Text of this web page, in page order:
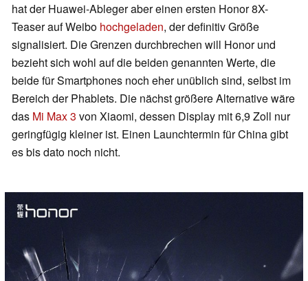
hat der Huawei-Ableger aber einen ersten Honor 8X-
Teaser auf Weibo hochgeladen, der definitiv Größe
signalisiert. Die Grenzen durchbrechen will Honor und
bezieht sich wohl auf die beiden genannten Werte, die
beide für Smartphones noch eher unüblich sind, selbst im
Bereich der Phablets. Die nächst größere Alternative wäre
das Mi Max 3 von Xiaomi, dessen Display mit 6,9 Zoll nur
geringfügig kleiner ist. Einen Launchtermin für China gibt
es bis dato noch nicht.